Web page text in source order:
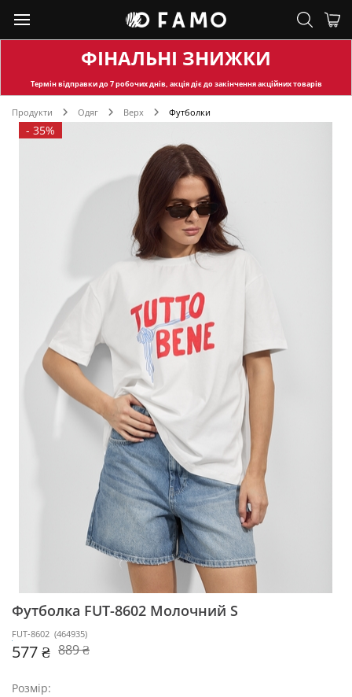
ФІНАЛЬНІ ЗНИЖКИ
Термін відправкидо 7 робочих днів, акція діє до закінчення акційних товарів
Продукти Одяг Верх Футболки
- 35%
Футболка FUT-8602 Молочний S
FUT-8602 (464935)
577 ₴ 889 ₴
Розмір: